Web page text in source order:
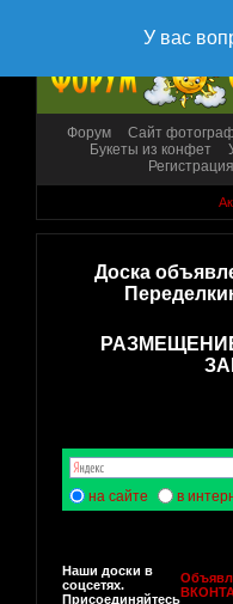
Форум Сайт
Букеты из конфет
Регистрация
Доска
на сайте в
Наши доски в
соцсетях.
Присоединяйтесь